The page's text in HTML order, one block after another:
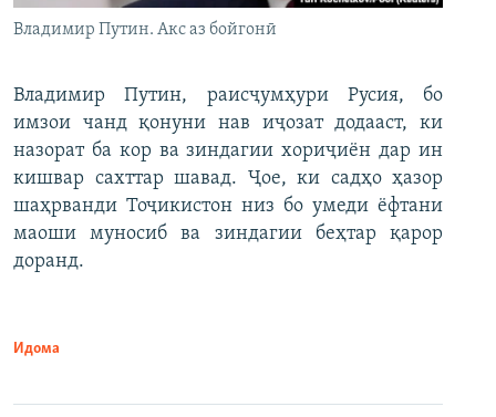
Владимир Путин. Акс аз бойгонӣ
Владимир Путин, раисҷумҳури Русия, бо
имзои чанд қонуни нав иҷозат додааст, ки
назорат ба кор ва зиндагии хориҷиён дар ин
кишвар сахттар шавад. Ҷое, ки садҳо ҳазор
шаҳрванди Тоҷикистон низ бо умеди ёфтани
маоши муносиб ва зиндагии беҳтар қарор
доранд.
Идома